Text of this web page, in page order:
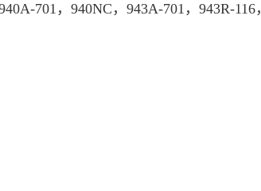
701，940NC，943A-701，943R-